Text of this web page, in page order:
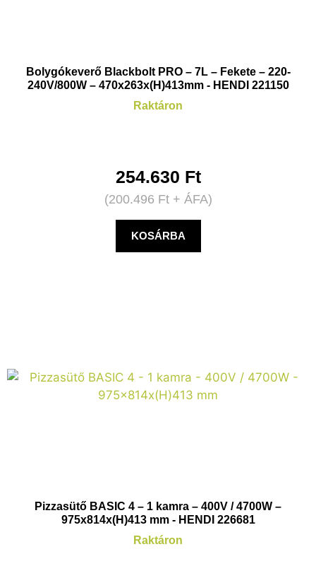
Bolygókeverő Blackbolt PRO – 7L – Fekete – 220-
240V/800W – 470x263x(H)413mm - HENDI 221150
Raktáron
254.630 Ft
(200.496 Ft+ ÁFA)
KOSÁRBA
Pizzasütő BASIC 4 – 1 kamra – 400V / 4700W –
975x814x(H)413 mm - HENDI 226681
Raktáron